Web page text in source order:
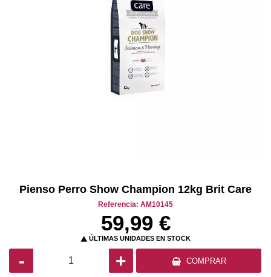
Pienso Perro Show Champion 12kg Brit Care
Referencia: AM10145
59,99 €
 ÚLTIMAS UNIDADES EN STOCK
- + COMPRAR